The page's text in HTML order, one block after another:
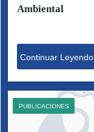
Ambiental
Continuar Leyendo
PUBLICACIONES